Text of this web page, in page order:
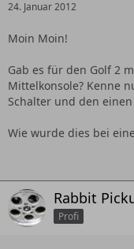
24. Januar 2012
Moin Moin!
Gab es für den Golf 2
Mittelkonsole? Kenne
Schalter und den
Wie wurde dies bei
Rabbit
Profi